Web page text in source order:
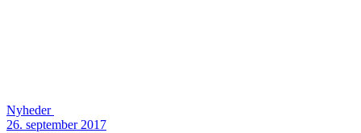
Nyheder
26. september 2017